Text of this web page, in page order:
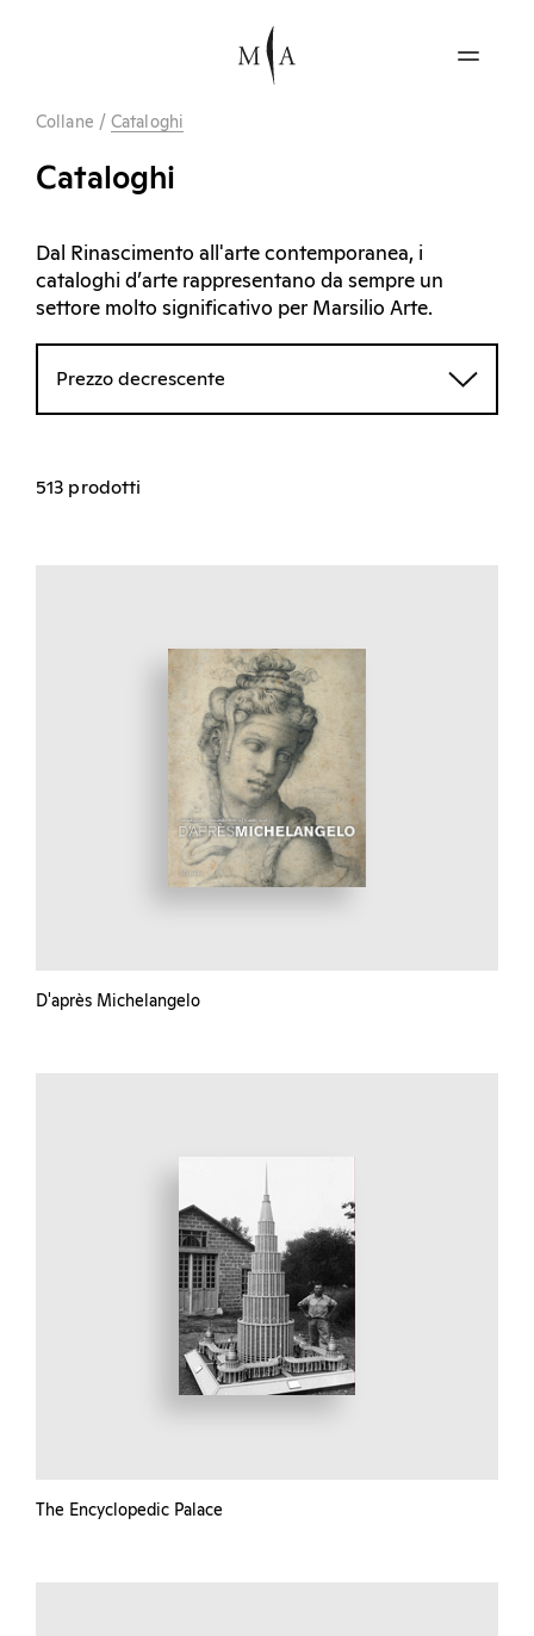
Collane /Cataloghi
Cataloghi
Dal Rinascimento all'arte contemporanea, i
cataloghi d’arte rappresentano da sempre un
settore molto significativo per Marsilio Arte.
Prezzo decrescente
513 prodotti
D'après Michelangelo
The Encyclopedic Palace